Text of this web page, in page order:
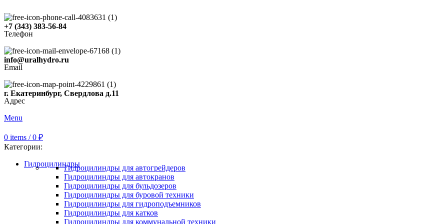
+7 (343) 383-56-84
Телефон
info@uralhydro.ru
Email
г. Екатеринбург, Свердлова д.11
Адрес
Menu
0 items / 0 ₽
Категории:
ГидроцилиндрыГидроцилиндры для автогрейдеров
Гидроцилиндры для автокранов
Гидроцилиндры для бульдозеров
Гидроцилиндры для буровой техники
Гидроцилиндры для гидроподъемников
Гидроцилиндры для катков
Гидроцилиндры для коммунальной техники